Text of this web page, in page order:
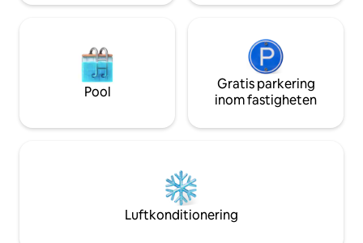
Pool
Gratis parkering
inom fastigheten
Luftkonditionering